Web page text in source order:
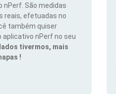
nPerf. São medidas
reais, efetuadas no
também quiser
aplicativo nPerf no seu
tivermos, mais
!